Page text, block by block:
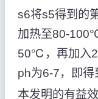
s6将s5得到的
加热至80-
50℃，再加入
ph为6-7，即得
本发明的有益效